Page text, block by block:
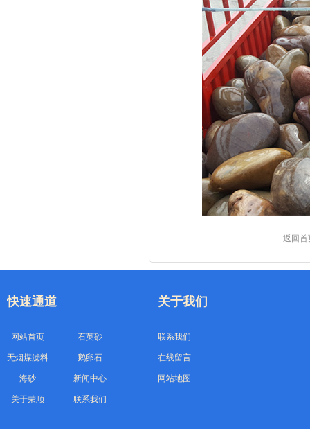
返回首
快速通道
网站首页 石英砂
无烟煤滤料 鹅卵石
海砂 新闻中心
关于荣顺 联系我们
关于我们
联系我们
在线留言
网站地图